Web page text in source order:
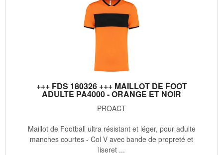
+++ FDS 180326 +++ MAILLOT DE FOOT
ADULTE PA4000 - ORANGE ET NOIR
PROACT
Maillot de Football ultra résistant et léger, pour adulte
manches courtes - Col V avec bande de propreté et
liseret ...